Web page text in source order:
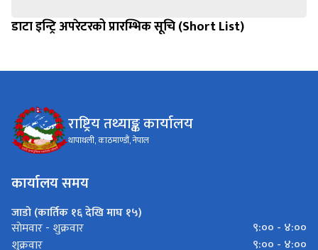
डाटा इन्ट्रि अपरेटरको प्रारम्भिक सूचि (Short List)
राष्ट्रिय तथ्याङ्क कार्यालय
थापाथली, काठमाण्डौं, नेपाल
कार्यालय समय
जाडो (कार्तिक १६ देखि माघ १५)
साेमवार - शुक्रवार
९:०० - ४:००
शुक्रवार
९:०० - ४:००